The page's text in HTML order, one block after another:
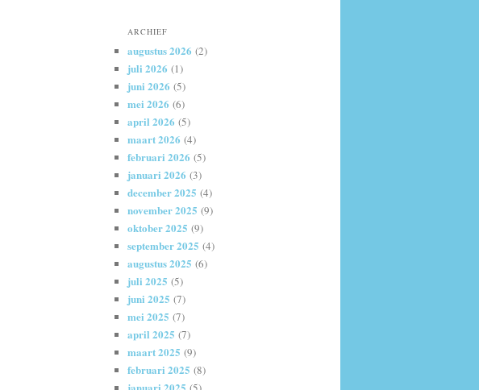
ARCHIEF
augustus 2026 (2)
juli 2026 (1)
juni 2026 (5)
mei 2026 (6)
april 2026 (5)
maart 2026 (4)
februari 2026 (5)
januari 2026 (3)
december 2025 (4)
november 2025 (9)
oktober 2025 (9)
september 2025 (4)
augustus 2025 (6)
juli 2025 (5)
juni 2025 (7)
mei 2025 (7)
april 2025 (7)
maart 2025 (9)
februari 2025 (8)